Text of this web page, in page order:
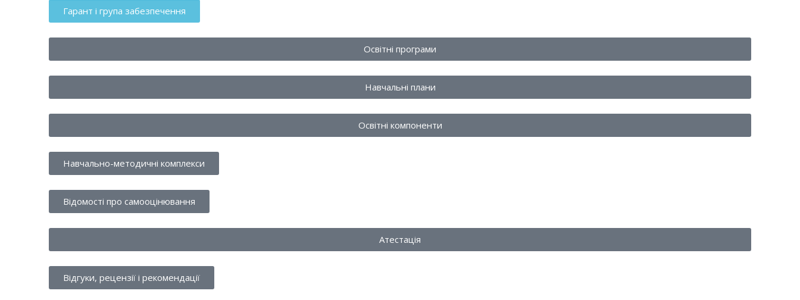
Гарант і група забезпечення
Освітні програми
Навчальні плани
Освітні компоненти
Навчально-методичні комплекси
Відомості про самооцінювання
Атестація
Відгуки, рецензії і рекомендації